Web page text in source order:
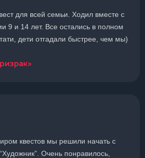
для всей семьи. Ходил вместе с
9 и 14 лет. Все остались в полном
дети отгадали быстрее, чем мы)
квестов мы решили начать с
Очень понравилось,